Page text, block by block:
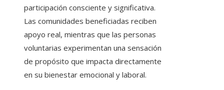
participación consciente y significativa.
Las comunidades beneficiadas reciben
apoyo real, mientras que las personas
voluntarias experimentan una sensación
de propósito que impacta directamente
en su bienestar emocional y laboral.